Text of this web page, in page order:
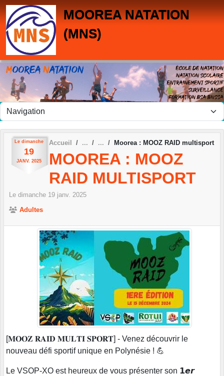
MOOREA NATATION
(MNS)
Le dimanche
19
JANV. 2025
Accueil Moorea : MOOZ RAID multisport
MOOREA : MOOZ
RAID MULTISPORT
Le dimanche 19 janv. 2025
Adultes
[𝐌𝐎𝐎𝐙 𝐑𝐀𝐈𝐃 𝐌𝐔𝐋𝐓𝐈 𝐒𝐏𝐎𝐑𝐓] - Venez découvrir le
nouveau défi sportif unique en Polynésie ! 💪
Le VSOP-XO est heureux de vous présenter son 𝟭𝙚𝙧
Panneau de gestion des cookies